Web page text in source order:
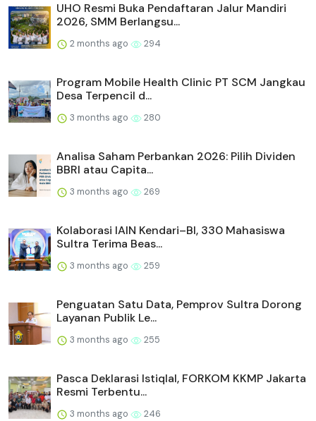
UHO Resmi Buka Pendaftaran Jalur Mandiri
2026, SMM Berlangsu...
2 months ago 294
Program Mobile Health Clinic PT SCM Jangkau
Desa Terpencil d...
3 months ago 280
Analisa Saham Perbankan 2026: Pilih Dividen
BBRI atau Capita...
3 months ago 269
Kolaborasi IAIN Kendari–BI, 330 Mahasiswa
Sultra Terima Beas...
3 months ago 259
Penguatan Satu Data, Pemprov Sultra Dorong
Layanan Publik Le...
3 months ago 255
Pasca Deklarasi Istiqlal, FORKOM KKMP Jakarta
Resmi Terbentu...
3 months ago 246